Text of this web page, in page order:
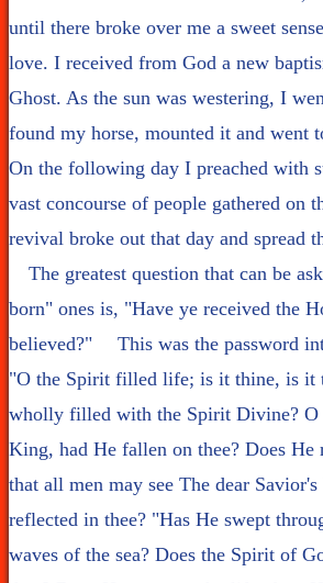
until there broke over me a sweet
love. I received from God a new
Ghost. As the sun was westering, I
found my horse, mounted it and went
On the following day I preached with
vast concourse of people gathered on
revival broke out that day and spread
The greatest question that can be
born" ones is, "Have ye received the
believed?" This was the password
"O the Spirit filled life; is it thine, is it
wholly filled with the Spirit Divine? O
King, had He fallen on thee? Does
that all men may see The dear
reflected in thee? "Has He swept
waves of the sea? Does the Spirit of